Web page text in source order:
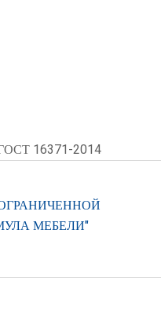
16371-2014
МЕБЕЛИ"